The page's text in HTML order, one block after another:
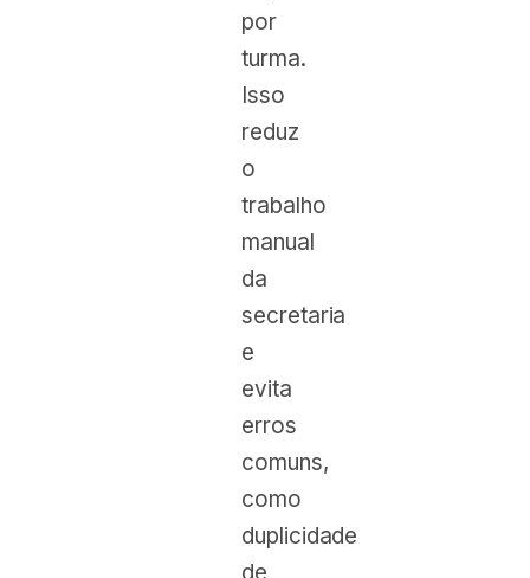
por
turma.
Isso
reduz
o
trabalho
manual
da
secretaria
e
evita
erros
comuns,
como
duplicidade
de